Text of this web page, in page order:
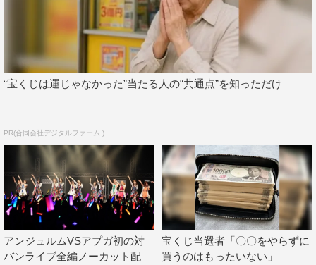
島ライブ（2016年）、7人体制最後のライブ（2017年）な
ど貴重な映像だけではなく、メンバーが二度と見たくなか
った黒歴史映像も…。
そしてライブ当日にお披露目された7人と関根で8人体制と
のか確認すべく、「アイドル界最強を目指せ！ガチンコス
ポーツバトル」に挑む。
“宝くじは運じゃなかった”当たる人の“共通点”を知っただけ
PR(合同会社デジタルファーム )
アンジュルムVSアプガ初の対
バンライブ全編ノーカット配
宝くじ当選者「〇〇をやらずに
買うのはもったいない」